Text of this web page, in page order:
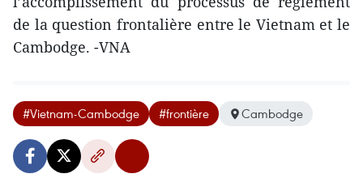
de la question frontalière entre le Vietnam et le
Cambodge. -VNA
#Vietnam-Cambodge #frontière Cambodge